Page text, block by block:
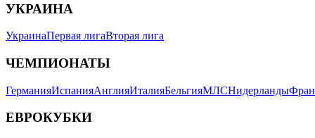
УКРАИНА
УкраинаПервая лигаВторая лига
ЧЕМПИОНАТЫ
ГерманияИспанияАнглияИталияБельгияМЛСНидерланды
ЕВРОКУБКИ